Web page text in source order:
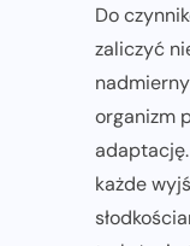
Do
zaliczyć
organizm
każde